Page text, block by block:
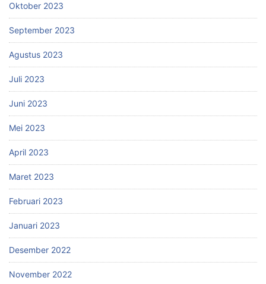
Oktober 2023
September 2023
Agustus 2023
Juli 2023
Juni 2023
Mei 2023
April 2023
Maret 2023
Februari 2023
Januari 2023
Desember 2022
November 2022